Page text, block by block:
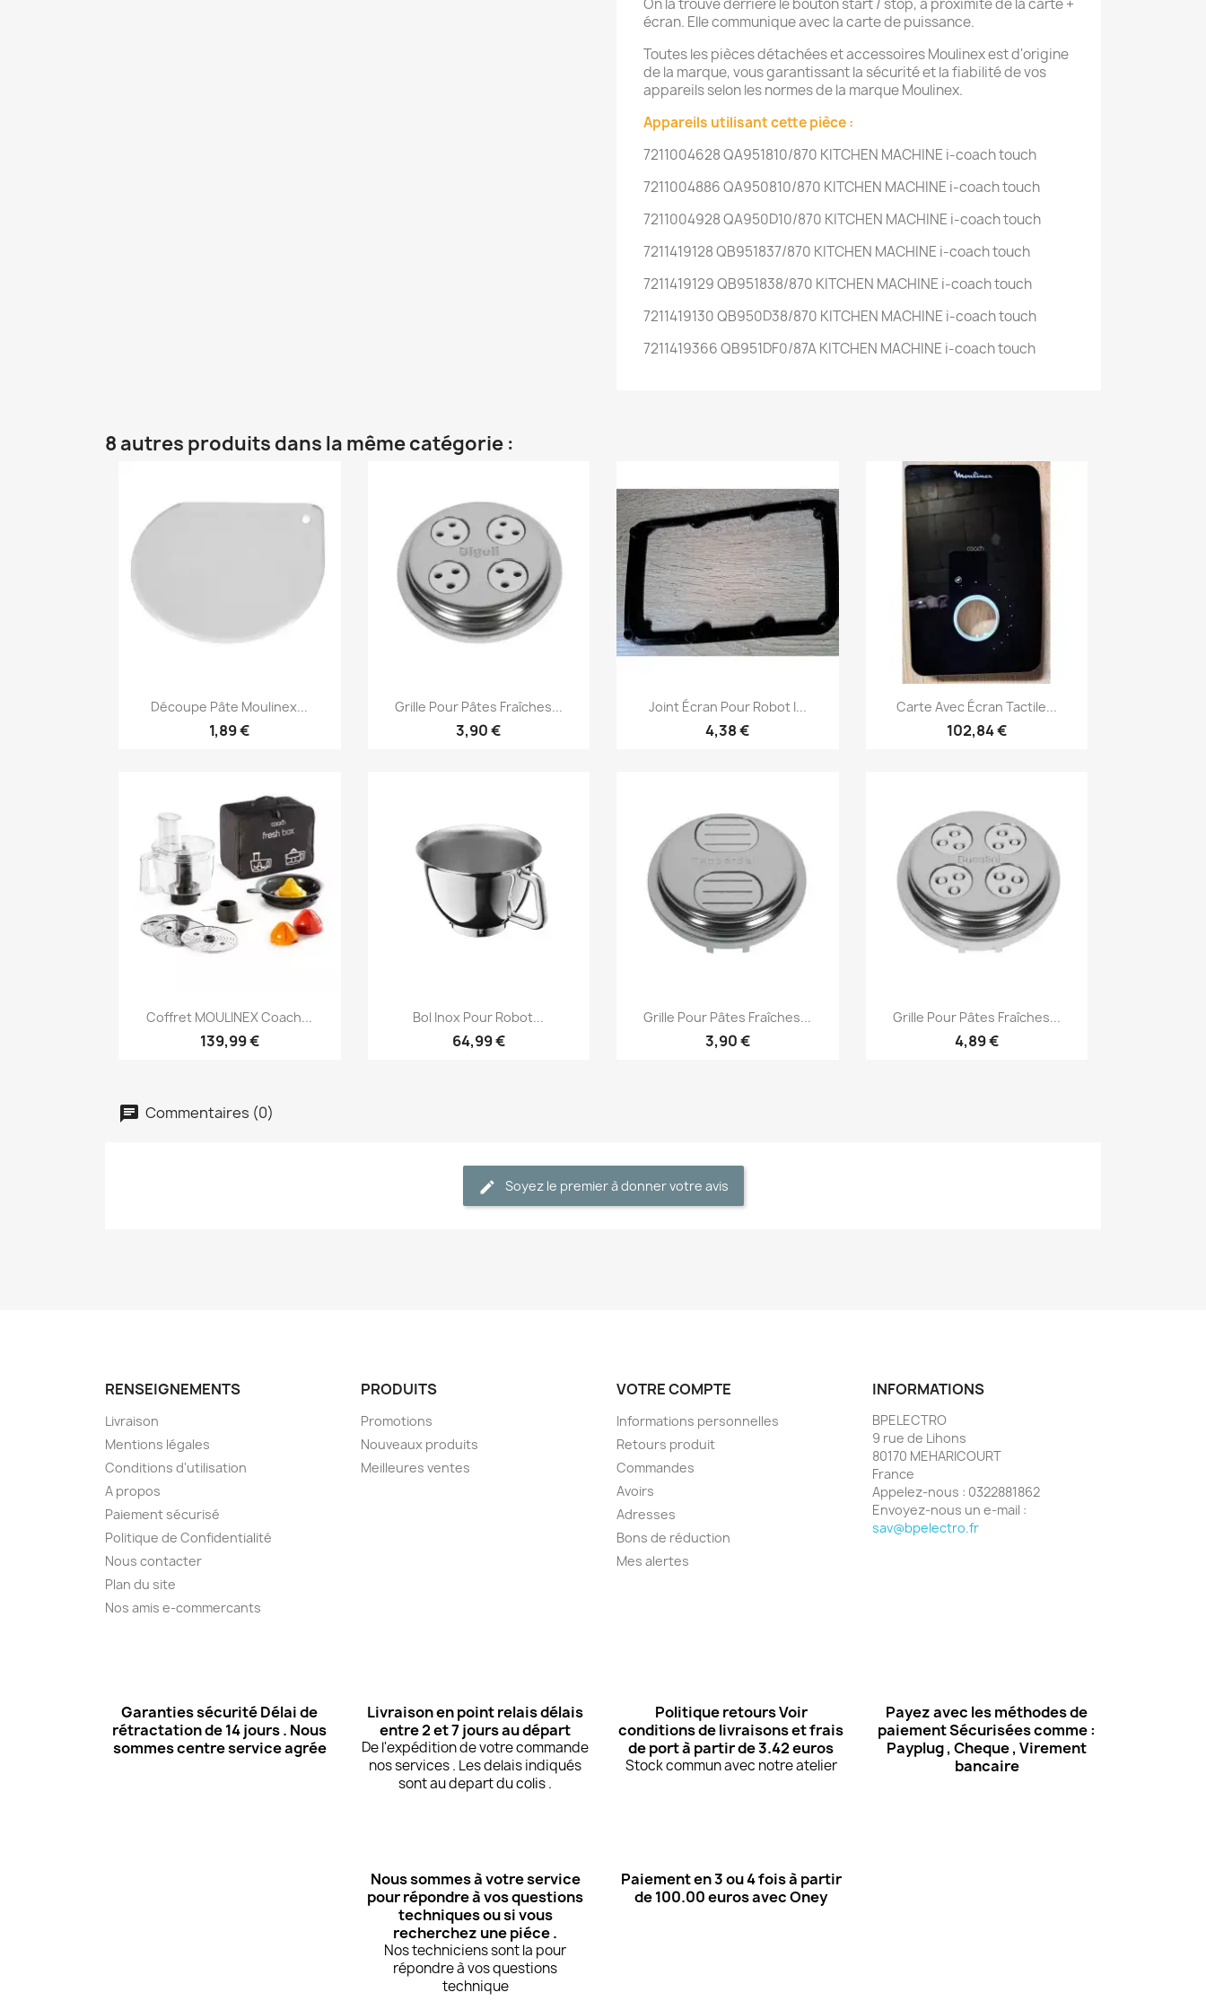
On la trouve derrière le bouton start / stop, à proximité de la carte +
écran. Elle communique avec la carte de puissance.
Toutes les pièces détachées et accessoires Moulinex est d'origine
de la marque, vous garantissant la sécurité et la fiabilité de vos
appareils selon les normes de la marque Moulinex.
Appareils utilisant cette pièce :
7211004628 QA951810/870 KITCHEN MACHINE i-coach touch
7211004886 QA950810/870 KITCHEN MACHINE i-coach touch
7211004928 QA950D10/870 KITCHEN MACHINE i-coach touch
7211419128 QB951837/870 KITCHEN MACHINE i-coach touch
7211419129 QB951838/870 KITCHEN MACHINE i-coach touch
7211419130 QB950D38/870 KITCHEN MACHINE i-coach touch
7211419366 QB951DF0/87A KITCHEN MACHINE i-coach touch
8 autres produits dans la même catégorie :
Aperçu rapide
Découpe Pâte Moulinex...
1,89 €
Aperçu rapide
Grille Pour Pâtes Fraîches...
3,90 €
Aperçu rapide
Joint Écran Pour Robot I...
4,38 €
Aperçu rapide
Carte Avec Écran Tactile...
102,84 €
Aperçu rapide
Coffret MOULINEX Coach...
139,99 €
Aperçu rapide
Bol Inox Pour Robot...
64,99 €
Aperçu rapide
Grille Pour Pâtes Fraîches...
3,90 €
Aperçu rapide
Grille Pour Pâtes Fraîches...
4,89 €
Commentaires (0)
Soyez le premier à donner votre avis
RENSEIGNEMENTS
Livraison
Mentions légales
Conditions d'utilisation
A propos
Paiement sécurisé
Politique de Confidentialité
Nous contacter
Plan du site
Nos amis e-commercants
PRODUITS
Promotions
Nouveaux produits
Meilleures ventes
VOTRE COMPTE
Informations personnelles
Retours produit
Commandes
Avoirs
Adresses
Bons de réduction
Mes alertes
INFORMATIONS
BPELECTRO
9 rue de Lihons
80170 MEHARICOURT
France
Appelez-nous : 0322881862
Envoyez-nous un e-mail :
sav@bpelectro.fr
Garanties sécurité Délai de
rétractation de 14 jours . Nous
sommes centre service agrée
Livraison en point relais délais
entre 2 et 7 jours au départ
De l'expédition de votre commande
nos services . Les delais indiqués
sont au depart du colis .
Politique retours Voir
conditions de livraisons et frais
de port à partir de 3.42 euros
Stock commun avec notre atelier
Payez avec les méthodes de
paiement Sécurisées comme :
Payplug , Cheque , Virement
bancaire
Nous sommes à votre service
pour répondre à vos questions
techniques ou si vous
recherchez une piéce .
Nos techniciens sont la pour
répondre à vos questions
technique
Paiement en 3 ou 4 fois à partir
de 100.00 euros avec Oney